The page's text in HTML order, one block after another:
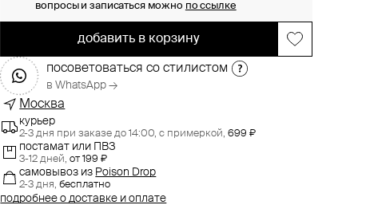
вопросы и записаться можно по ссылке
добавить в корзину
посоветоваться со стилистом
в WhatsApp →
Москва
курьер
2-3 дня при заказе до 14:00,с примеркой, 699 ₽
постамат или ПВЗ
3-12 дней,от 199 ₽
самовывоз из Poison Drop
2-3 дня,бесплатно
подробнее о доставке и оплате